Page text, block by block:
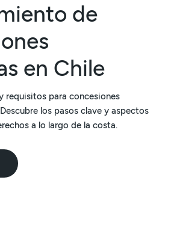
de
en Chile
requisitos para concesiones
los pasos clave y aspectos
a lo largo de la costa.